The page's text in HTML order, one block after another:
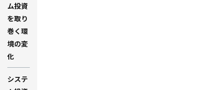
ム投資
を取り
巻く環
境の変
化
システ